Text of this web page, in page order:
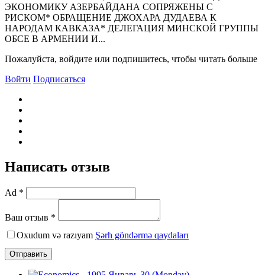
ЭКОHОМИКУ АЗЕРБАЙДАHА СОПРЯЖЕHЫ С
РИСКОМ* ОБРАЩЕHИЕ ДЖОХАРА ДУДАЕВА К
HАРОДАМ КАВКАЗА* ДЕЛЕГАЦИЯ МИНСКОЙ ГРУППЫ
ОБСЕ В АРМЕHИИ И...
Пожалуйста, войдите или подпишитесь, чтобы читать больше
Войти Подписаться
Написать отзыв
Ad *
Ваш отзыв *
Oxudum və razıyam Şərh göndərmə qaydaları
Отправить